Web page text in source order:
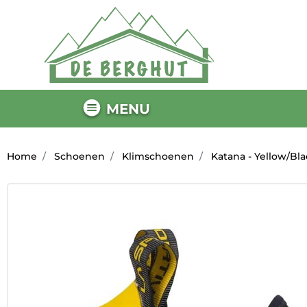
MENU
Home Schoenen Klimschoenen Katana - Yellow/